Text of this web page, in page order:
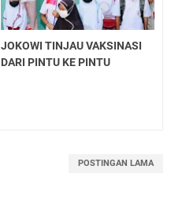
JOKOWI TINJAU VAKSINASI
DARI PINTU KE PINTU
POSTINGAN LAMA